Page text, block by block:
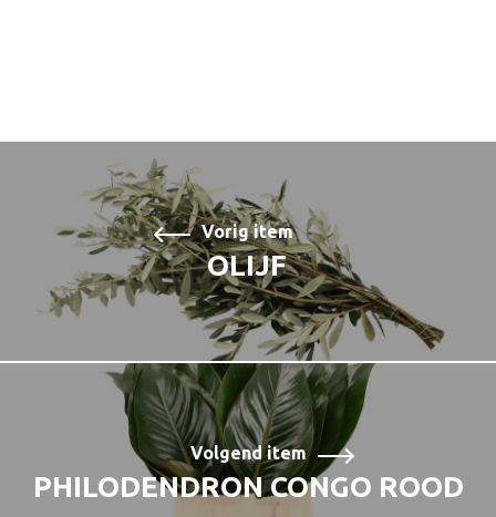
Vorig item
OLIJF
Volgend item
PHILODENDRON CONGO ROOD